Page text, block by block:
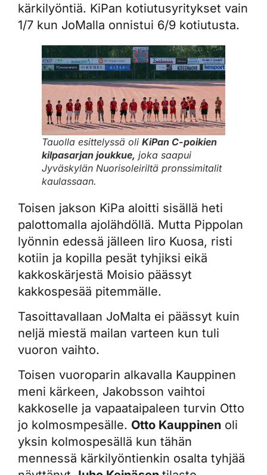
kärkilyöntiä. KiPan kotiutusyritykset vain
1/7 kun JoMalla onnistui 6/9 kotiutusta.
Tauolla esittelyssä oli KiPan C-poikien
kilpasarjan joukkue, joka saapui
Jyväskylän Nuorisoleiriltä pronssimitalit
kaulassaan.
Toisen jakson KiPa aloitti sisällä heti
palottomalla ajolähdöllä. Mutta Pippolan
lyönnin edessä jälleen Iiro Kuosa, risti
kotiin ja kopilla pesät tyhjiksi eikä
kakkoskärjestä Moisio päässyt
kakkospesää pitemmälle.
Tasoittavallaan JoMalta ei päässyt kuin
neljä miestä mailan varteen kun tuli
vuoron vaihto.
Toisen vuoroparin alkavalla Kauppinen
meni kärkeen, Jakobsson vaihtoi
kakkoselle ja vapaataipaleen turvin Otto
jo kolmosmpesälle. Otto Kauppinen oli
yksin kolmospesällä kun tähän
mennessä kärkilyöntienkin osalta tyhjää